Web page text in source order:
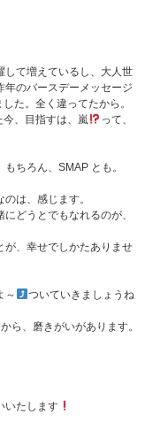
して増えているし、大人世
のバースデーメッセージ
た。全く違ってたから。
、目指すは、嵐
って、
ちろん、SMAP とも。
は、感じます。
どうとでもなれるのが、
が、幸せでしかたありませ
～
ついていきましょうね
ら、磨きがいがあります。
いたします